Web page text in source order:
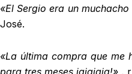
«El Sergio era un
José.
«La última compra que me
para tres meses jajajaja!» ,